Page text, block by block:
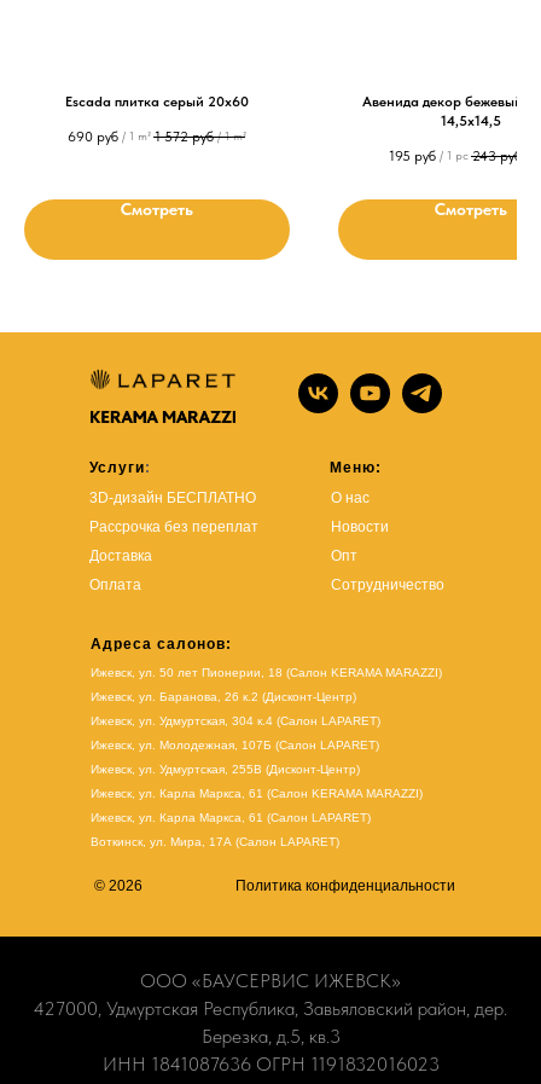
Escada плитка серый 20х60
690 руб / 1 m² 1 572 руб / 1 m²
Смотреть
Авенида декор бежевый
14,5х14,5
195 руб / 1 pc 243 руб
Смотреть
Услуги:
3D-дизайн БЕСПЛАТНО
Рассрочка без переплат
Доставка
Оплата
Меню:
О нас
Новости
Опт
Сотрудничество
Адреса салонов:
Ижевск, ул. 50 лет Пионерии, 18 (Салон KERAMA MARAZZI)
Ижевск, ул. Баранова, 26 к.2 (Дисконт-Центр)
Ижевск, ул. Удмуртская, 304 к.4 (Салон LAPARET)
Ижевск, ул. Молодежная, 107Б (Салон LAPARET)
Ижевск, ул. Удмуртская, 255В (Дисконт-Центр)
Ижевск, ул. Карла Маркса, 61 (Салон KERAMA MARAZZI)
Ижевск, ул. Карла Маркса, 61 (Салон LAPARET)
Воткинск, ул. Мира, 17А (Салон LAPARET)
© 2026 Политика конфиденциальности
ООО «БАУСЕРВИС ИЖЕВСК»
427000, Удмуртская Республика, Завьяловский район, дер.
Березка, д.5, кв.3
ИНН 1841087636 ОГРН 1191832016023